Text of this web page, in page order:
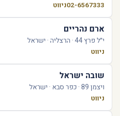
02-6567333ניווט
ארם נהריים
י״ל פרץ 44 · הרצליה · ישראל
ניווט
שובה ישראל
ויצמן 89 · כפר סבא · ישראל
ניווט